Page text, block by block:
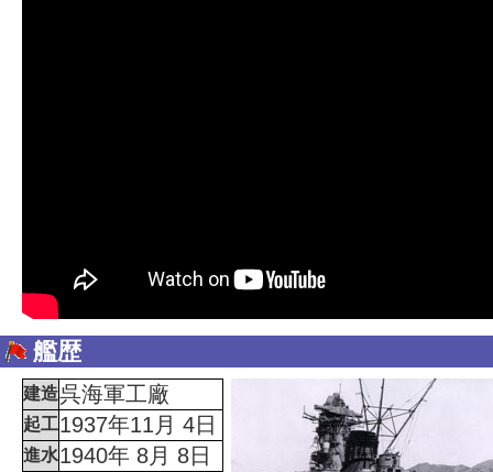
艦歴
建造呉海軍工廠
起工1937年11月 4日
進水1940年 8月 8日